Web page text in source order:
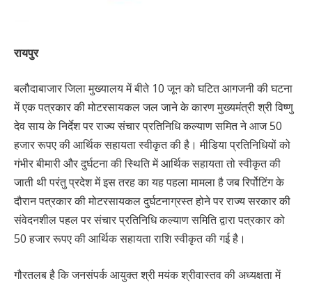
रायपुर
बलौदाबाजार जिला मुख्यालय में बीते 10 जून को घटित आगजनी की घटना
में एक पत्रकार की मोटरसायकल जल जाने के कारण मुख्यमंत्री श्री विष्णु
देव साय के निर्देश पर राज्य संचार प्रतिनिधि कल्याण समित ने आज 50
हजार रूपए की आर्थिक सहायता स्वीकृत की है। मीडिया प्रतिनिधियों को
गंभीर बीमारी और दुर्घटना की स्थिति में आर्थिक सहायता तो स्वीकृत की
जाती थी परंतु प्रदेश में इस तरह का यह पहला मामला है जब रिर्पोटिंग के
दौरान पत्रकार की मोटरसायकल दुर्घटनाग्रस्त होने पर राज्य सरकार की
संवेदनशील पहल पर संचार प्रतिनिधि कल्याण समिति द्वारा पत्रकार को
50 हजार रूपए की आर्थिक सहायता राशि स्वीकृत की गई है।
गौरतलब है कि जनसंपर्क आयुक्त श्री मयंक श्रीवास्तव की अध्यक्षता में